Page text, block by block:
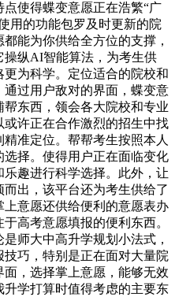
使得蝶变意愿正在浩繁“广
用的功能包罗及时更新的院
能为你供给全方位的支撑，
操纵AI智能算法，为考生供
为科学。定位适合的院校和
过用户敌对的界面，蝶变意
东西，领会各大院校和专业
许正在合作激烈的招生中找
准定位。帮帮考生按照本人
择。使得用户正在面临变化
趣进行科学选择。此外，让
出，该平台还为考生供给了
意愿还供给便利的意愿表办
高考意愿填报的便利东西。
师大中高升学规划小法式，
巧，特别是正在面对大量院
，选择掌上意愿，能够无效
学打算时值得考虑的主要东